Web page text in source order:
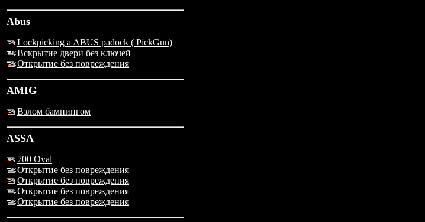
Abus
Lockpicking a ABUS padock ( PickGun)
Вскрытие двери без ключей
Открытие без повреждения
AMIG
Взлом бампингом
ASSA
700 Oval
Открытие без повреждения
Открытие без повреждения
Открытие без повреждения
Открытие без повреждения